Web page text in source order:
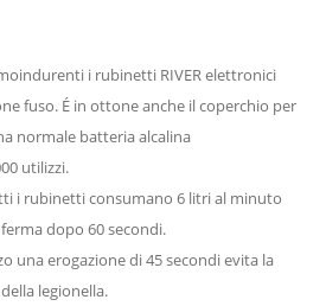
i rubinetti RIVER elettronici
fuso. É in ottone anche il coperchio per
normale batteria alcalina
utilizzi.
i rubinetti consumano 6 litri al minuto
dopo 60 secondi.
una erogazione di 45 secondi evita la
legionella.